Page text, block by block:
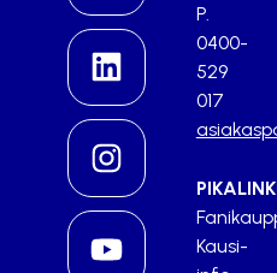
P.
0400-
529
017
Kausi-